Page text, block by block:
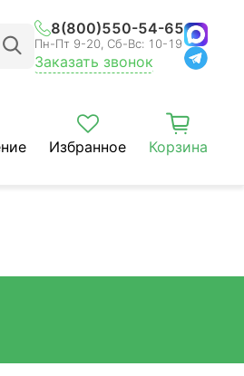
8(800)550-54-65
Пн-Пт 9-20, Сб-Вс: 10-19
Заказать звонок
Избранное Корзина